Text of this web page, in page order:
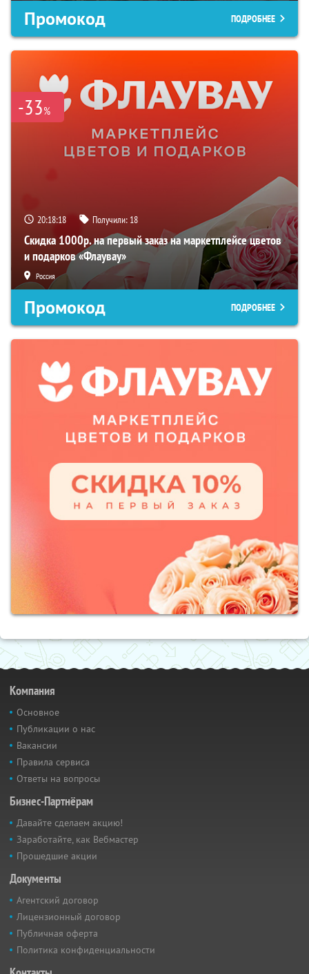
Промокод ПОДРОБНЕЕ
-33%
20:18:17 Получили: 18
Скидка 1000р. на первый заказ на маркетплейсе цветов
и подарков «Флаувау»
Россия
Промокод ПОДРОБНЕЕ
Компания
Основное
Публикации о нас
Вакансии
Правила сервиса
Ответы на вопросы
Бизнес-Партнёрам
Давайте сделаем акцию!
Заработайте, как Вебмастер
Прошедшие акции
Документы
Агентский договор
Лицензионный договор
Публичная оферта
Политика конфиденциальности